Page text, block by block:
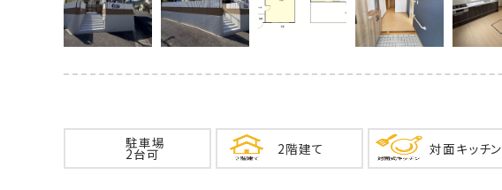
駐車場
2台可 2階建て 対面キッチン